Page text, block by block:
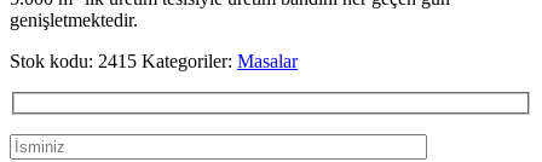
genişletmektedir.
Stok kodu: 2415 Kategoriler: Masalar